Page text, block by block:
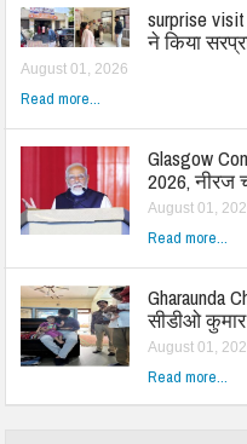
surprise
ने किया
August 01, 2026
Read more...
Glasgow
2026, नीरज
August 01,
Read more...
Gharaunda
सीडीओ
August 01,
Read more...